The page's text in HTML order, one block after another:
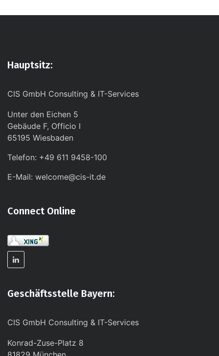
Hauptsitz:
CIS GmbH Consulting & IT-Services
Unter den Eichen 5
Gebäude F, Officio I
65195 Wiesbaden
Telefon: +49 611 9458-100
E-Mail: welcome@cis-it.de
Connect Online
Geschäftsstelle Bayern:
CIS GmbH Consulting & IT-Services
Konrad-Zuse-Platz 8